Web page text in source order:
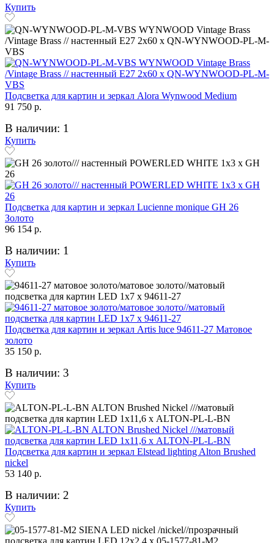
Купить
Подсветка для картин и зеркал Alora Wynwood Medium
91 750 р.
В наличии: 1
Купить
Подсветка для картин и зеркал Lucienne monique GH 26
Золото
96 154 р.
В наличии: 1
Купить
Подсветка для картин и зеркал Artis luce 94611-27 Матовое
золото
35 150 р.
В наличии: 3
Купить
Подсветка для картин и зеркал Elstead lighting Alton Brushed
nickel
53 140 р.
В наличии: 2
Купить